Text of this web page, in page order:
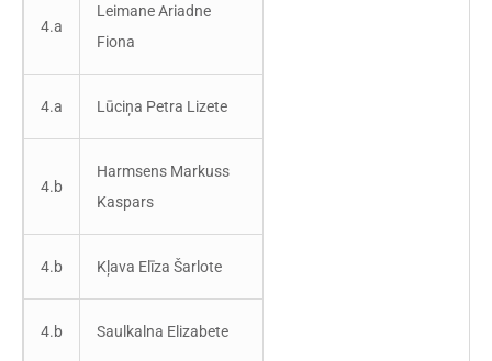
4.a
Leimane Ariadne
Fiona
4.a Lūciņa Petra Lizete
4.b
Harmsens Markuss
Kaspars
4.b Kļava Elīza Šarlote
4.b Saulkalna Elizabete